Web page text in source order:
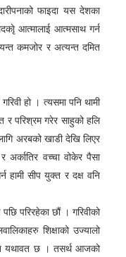
फाइदा यस देशका
आत्मालाई आत्मसाथ गर्न
कमजोर र अत्यन्त दमित
त्यसमा पनि थामी
र परिश्रम गरेर साहुको हलि
अरबको खाडी देखि लिएर
अर्कातिर वच्चा वोकेर पैसा
हामी सीप युक्त र दक्ष वनि
छौं । गरिवीको
शिक्षाको उज्यालो
यथावत छ । तसर्थ आजको